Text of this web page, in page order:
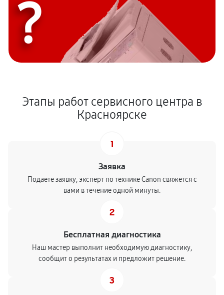
?
Этапы работ сервисного центра в
Красноярске
1
Заявка
Подаете заявку, эксперт по технике Canon свяжется с
вами в течение одной минуты.
2
Бесплатная диагностика
Наш мастер выполнит необходимую диагностику,
сообщит о результатах и предложит решение.
3